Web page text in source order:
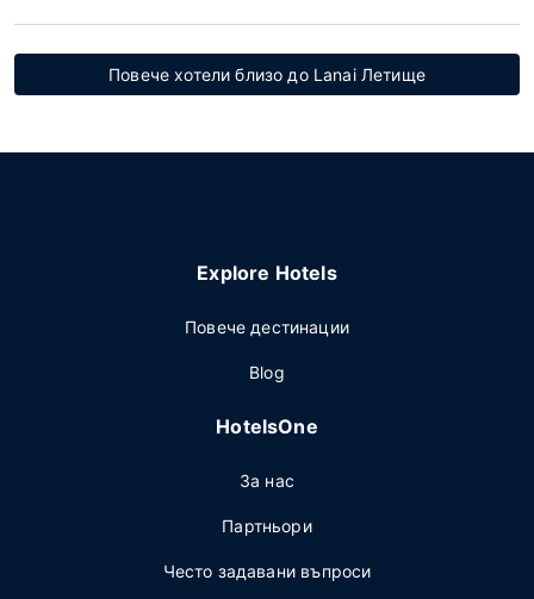
Повече хотели близо до Lanai Летище
Explore Hotels
Повече дестинации
Blog
HotelsOne
За нас
Партньори
Често задавани въпроси